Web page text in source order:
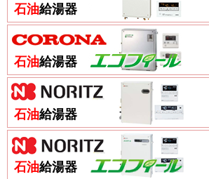
石油給湯器
石油給湯器
石油給湯器
石油給湯器